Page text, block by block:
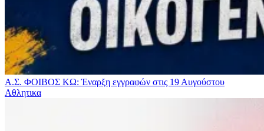
Α.Σ. ΦΟΙΒΟΣ ΚΩ: Έναρξη εγγραφών στις 19 Αυγούστου
Αθλητικα